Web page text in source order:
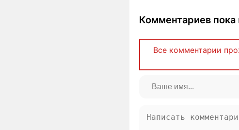
Комментариев пока
Все комментарии